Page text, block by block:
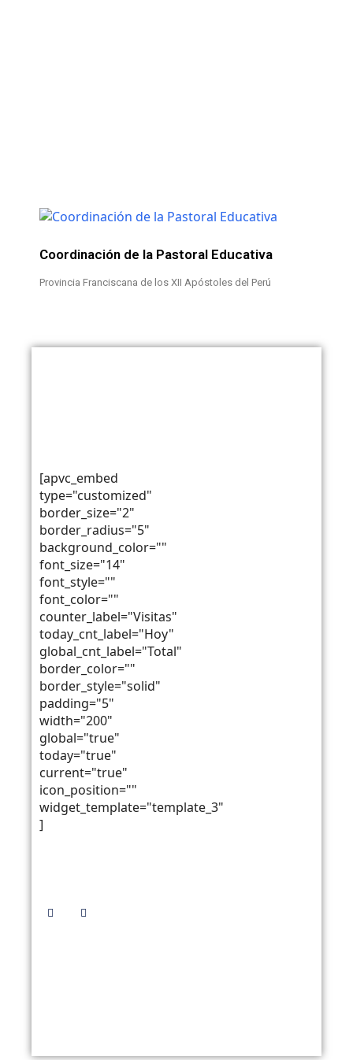
Coordinación de la Pastoral Educativa
Provincia Franciscana de los XII Apóstoles del Perú
[apvc_embed
type="customized"
border_size="2"
border_radius="5"
background_color=""
font_size="14"
font_style=""
font_color=""
counter_label="Visitas"
today_cnt_label="Hoy"
global_cnt_label="Total"
border_color=""
border_style="solid"
padding="5"
width="200"
global="true"
today="true"
current="true"
icon_position=""
widget_template="template_3"
]